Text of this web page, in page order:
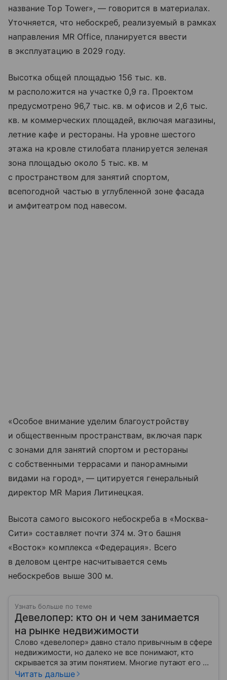
название Top Tower», — говорится в материалах.
Уточняется, что небоскреб, реализуемый в рамках
направления MR Office, планируется ввести
в эксплуатацию в 2029 году.
Высотка общей площадью 156 тыс. кв.
м расположится на участке 0,9 га. Проектом
предусмотрено 96,7 тыс. кв. м офисов и 2,6 тыс.
кв. м коммерческих площадей, включая магазины,
летние кафе и рестораны. На уровне шестого
этажа на кровле стилобата планируется зеленая
зона площадью около 5 тыс. кв. м
с пространством для занятий спортом,
всепогодной частью в углубленной зоне фасада
и амфитеатром под навесом.
«Особое внимание уделим благоустройству
и общественным пространствам, включая парк
с зонами для занятий спортом и рестораны
с собственными террасами и панорамными
видами на город», — цитируется генеральный
директор MR Мария Литинецкая.
Высота самого высокого небоскреба в «Москва-
Сити» составляет почти 374 м. Это башня
«Восток» комплекса «Федерация». Всего
в деловом центре насчитывается семь
небоскребов выше 300 м.
Узнать больше по теме
Девелопер: кто он и чем занимается
на рынке недвижимости
Слово «девелопер» давно стало привычным в сфере
недвижимости, но далеко не все понимают, кто
скрывается за этим понятием. Многие путают его с
застройщиком, думая, что это одно и то же. На
Читать дальше